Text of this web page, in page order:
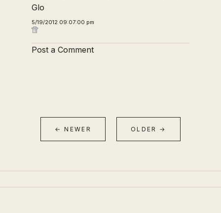
Glo
5/19/2012 09:07:00 pm
Post a Comment
← NEWER OLDER →